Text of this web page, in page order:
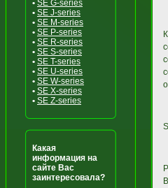
• SE G-series
• SE J-series
• SE M-series
• SE P-series
• SE R-series
• SE S-series
• SE T-series
• SE U-series
• SE W-series
• SE X-series
• SE Z-series
Какая
информация на
сайте Вас
заинтересовала?